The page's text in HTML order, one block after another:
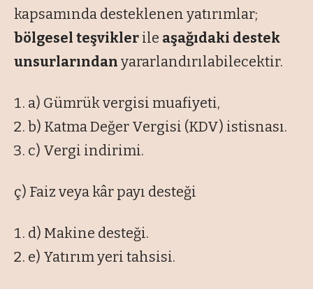
kapsamında desteklenen yatırımlar;
bölgesel teşvikler ile aşağıdaki destek
unsurlarından yararlandırılabilecektir.
a) Gümrük vergisi muafiyeti,
b) Katma Değer Vergisi (KDV) istisnası.
c) Vergi indirimi.
ç) Faiz veya kâr payı desteği
d) Makine desteği.
e) Yatırım yeri tahsisi.